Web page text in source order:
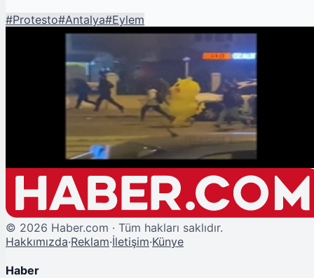
#Protesto#Antalya#Eylem
Antalya'da Eylemci 'Pikachu' Polisten Böyle Kaçtı!
© 2026 Haber.com · Tüm hakları saklıdır.
Hakkımızda·Reklam·İletişim·Künye
Haber